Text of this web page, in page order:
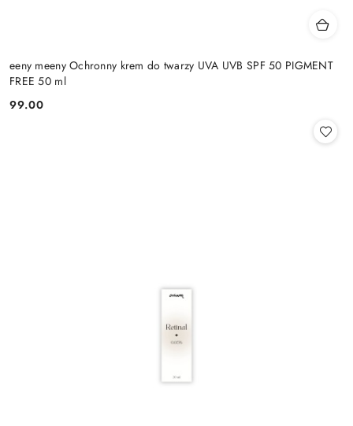
eeny meeny Ochronny krem do twarzy UVA UVB SPF 50 PIGMENT
FREE 50 ml
Cena:
99.00